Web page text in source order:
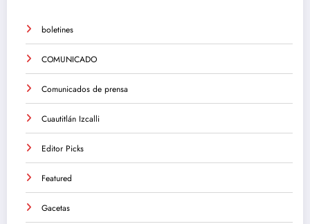
boletines
COMUNICADO
Comunicados de prensa
Cuautitlán Izcalli
Editor Picks
Featured
Gacetas